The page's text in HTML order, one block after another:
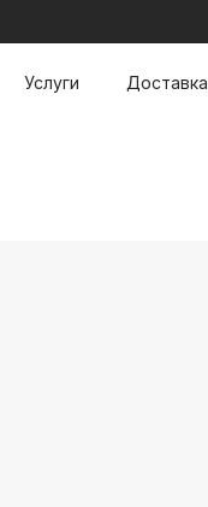
Услуги Доставка